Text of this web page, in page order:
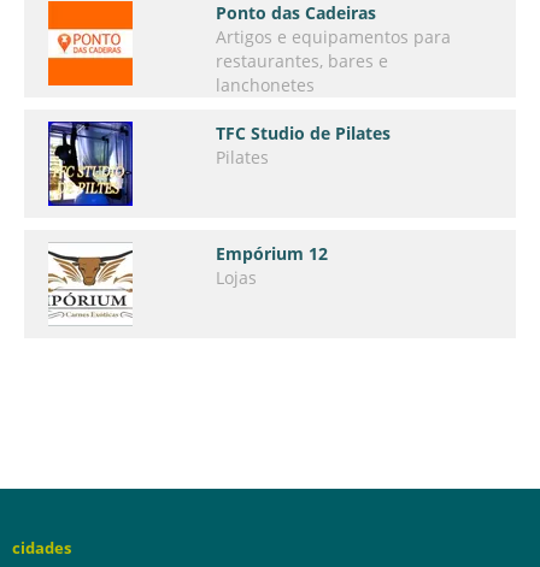
Ponto das Cadeiras
Artigos e equipamentos para
restaurantes, bares e
lanchonetes
TFC Studio de Pilates
Pilates
Empórium 12
Lojas
cidades